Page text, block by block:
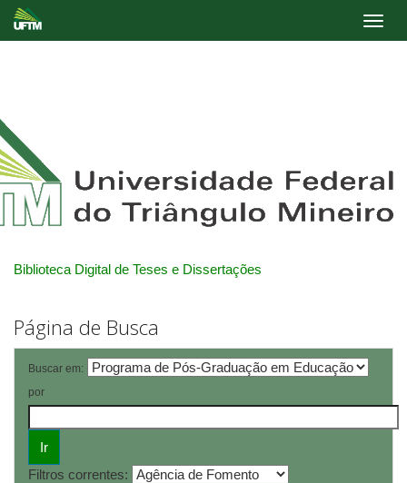
Biblioteca Digital de Teses e Dissertações
Página de Busca
Buscar em:
por
Filtros correntes: